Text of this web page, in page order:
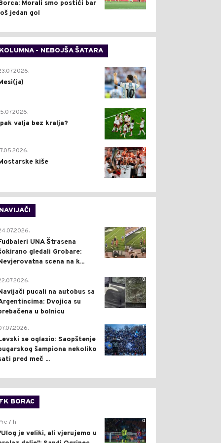
Morali smo postići bar
jedan gol
KOLUMNA - NEBOJŠA ŠATARA
0
2
valja bez kralja?
0
kiše
NAVIJAČI
0
UNA Štrasena
gledali Grobare:
scena na k...
0
pucali na autobus sa
Dvojica su
u bolnicu
1
se oglasio: Saopštenje
šampiona nekoliko
pred meč ...
FK BORAC
0
7 h
je veliki, ali vjerujemo u